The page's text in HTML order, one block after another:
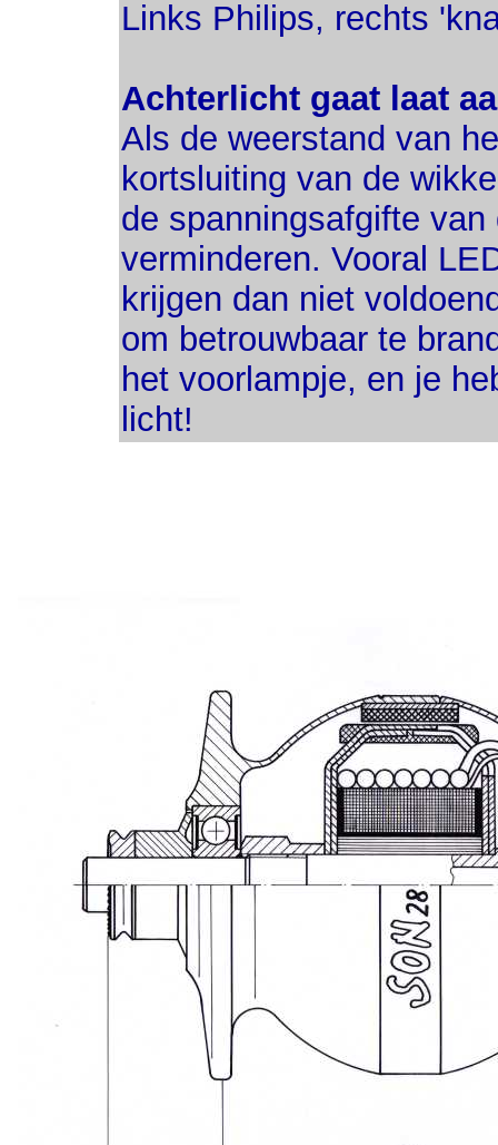
Links Philips, rechts
Achterlicht gaat laat
Als de weerstand van
kortsluiting van de
de spanningsafgifte
verminderen. Vooral
krijgen dan niet
om betrouwbaar te
het voorlampje, en je
licht!